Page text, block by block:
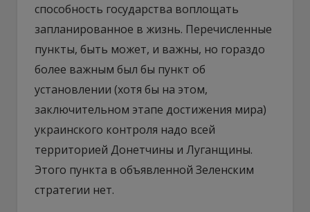
способность государства воплощать
запланированное в жизнь. Перечисленные
пункты, быть может, и важны, но гораздо
более важным был бы пункт об
установлении (хотя бы на этом,
заключительном этапе достижения мира)
украинского контроля надо всей
территорией Донетчины и Луганщины.
Этого пункта в объявленной Зеленским
стратегии нет.